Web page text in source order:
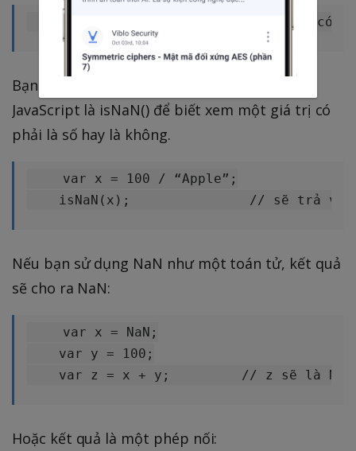
Bạn có thể sử dụng hàm toàn cục trong
JavaScript là isNaN() để biết xem một giá trị có
phải là số hay là không.
    var x = 100 / “Apple”;
Nếu bạn sử dụng NaN như một toán tử, kết quả
sẽ cho ra NaN:
    var x = NaN;
    var y = 100;
Hoặc kết quả là một phép nối: